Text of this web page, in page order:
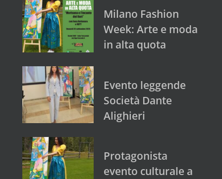
Milano Fashion
Week: Arte e moda
in alta quota
Evento leggende
Società Dante
Alighieri
Protagonista
evento culturale a